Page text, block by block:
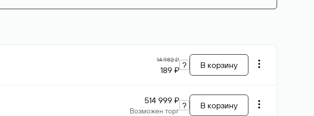
14 982 ₽
189 ₽ ? В корзину
514 999 ₽
Возможен торг
? В корзину